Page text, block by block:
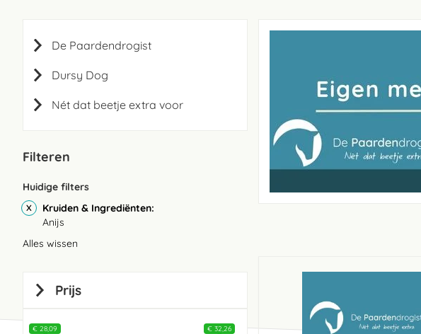
De Paardendrogist
Dursy Dog
Nét dat beetje extra voor
Filteren
Huidige filters
Kruiden & Ingrediënten
Anijs
Alles wissen
Prijs
€ 28,09 € 32,26